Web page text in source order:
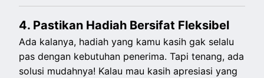
4. Pastikan Hadiah Bersifat Fleksibel
Ada kalanya, hadiah yang kamu kasih gak selalu
pas dengan kebutuhan penerima. Tapi tenang, ada
solusi mudahnya! Kalau mau kasih apresiasi yang